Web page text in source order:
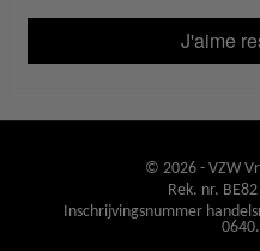
J'aime
© 2026 - VZW
Rek. nr.
Inschrijvingsnummer